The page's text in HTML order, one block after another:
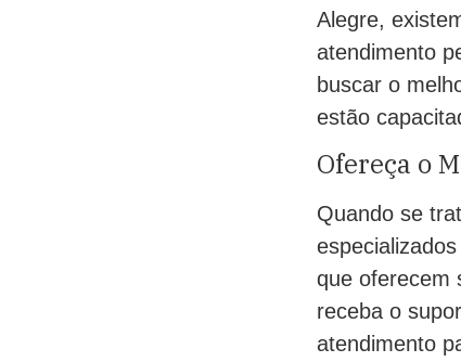
Alegre,
atendimento
buscar o
estão
Ofereça o
Quando se
que oferecem
receba o
atendimento